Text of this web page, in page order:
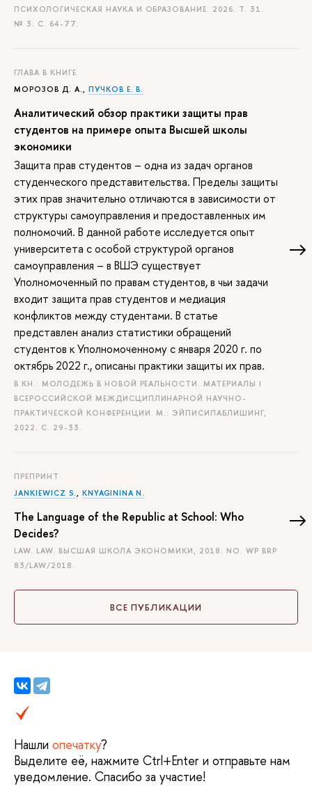
ПСИХОЛОГИЧЕСКАЯ НАУКА И ОБРАЗОВАНИЕ. 2026. Т. 31.
№ 3. С. 64-77.
ГЛАВА В КНИГЕ
МОРОЗОВ Д. А., ПУЧКОВ Е. В.
Аналитический обзор практики защиты прав
студентов на примере опыта Высшей школы
экономики
Защита прав студентов – одна из задач органов
студенческого представительства. Пределы защиты
этих прав значительно отличаются в зависимости от
структуры самоуправления и предоставленных им
полномочий. В данной работе исследуется опыт
университета с особой структурой органов
самоуправления – в ВШЭ существует
Уполномоченный по правам студентов, в чьи задачи
входит защита прав студентов и медиация
конфликтов между студентами. В статье
представлен анализ статистики обращений
студентов к Уполномоченному с января 2020 г. по
октябрь 2022 г., описаны практики защиты их прав.
В КН.: МОЛОДЕЖЬ В НОВОЙ РЕАЛЬНОСТИ. МАТЕРИАЛЫ I
ВСЕРОССИЙСКОЙ МЕЖДИСЦИПЛИНАРНОЙ НАУЧНО-
ПРАКТИЧЕСКОЙ КОНФЕРЕНЦИИ. М.: ЭЙПИСИПАБЛИШИНГ,
2022. С. 29-33.
ПРЕПРИНТ
JANKIEWICZ S., KNYAGININA N.
The Language of the Republic at School: Who
Decides?
LAW. LAW. ВЫСШАЯ ШКОЛА ЭКОНОМИКИ, 2018. NO. WP BRP
83/LAW/2018.
ВСЕ ПУБЛИКАЦИИ
Нашли опечатку?
Выделите её, нажмите Ctrl+Enter и отправьте нам
уведомление. Спасибо за участие!